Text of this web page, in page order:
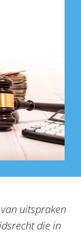
uitspraken
die in